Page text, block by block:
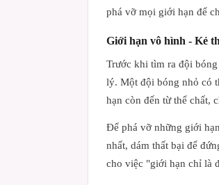
phá vỡ mọi giới hạn để
Giới hạn vô hình - Kẻ
Trước khi tìm ra đội
lý. Một đội bóng nhỏ có
hạn còn đến từ thể chất,
Để phá vỡ những giới
nhất, dám thất bại để
cho việc "giới hạn chỉ là